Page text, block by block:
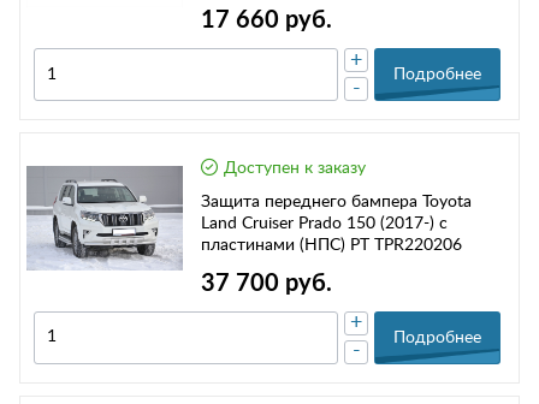
17 660 руб.
-
+
Подробнее
Доступен к заказу
Защита переднего бампера Toyota
Land Cruiser Prado 150 (2017-) с
пластинами (НПС) РТ TPR220206
37 700 руб.
-
+
Подробнее